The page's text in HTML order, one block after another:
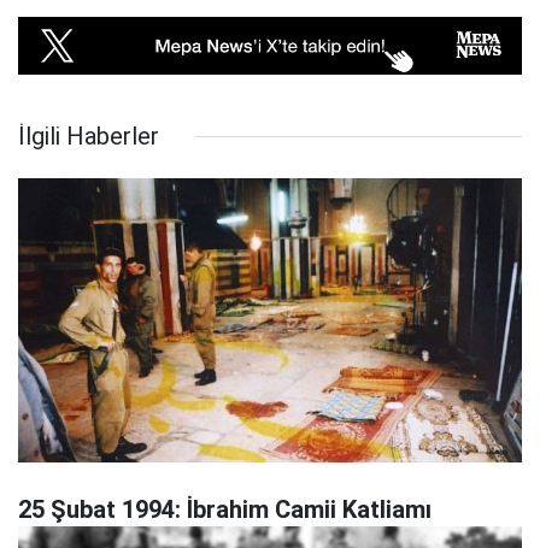
İlgili Haberler
25 Şubat 1994: İbrahim Camii Katliamı